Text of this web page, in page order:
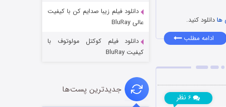
هادانلود کنید.
ادامه مطلب
۶ نظر
خاندان اژدها فصل ۳
دانلود فیلم زیبا صدایم کن با کیفیت
عالی BluRay
دانلود فیلم کوکتل مولوتوف با
کیفیت BluRay
جدیدترین پست‌ها